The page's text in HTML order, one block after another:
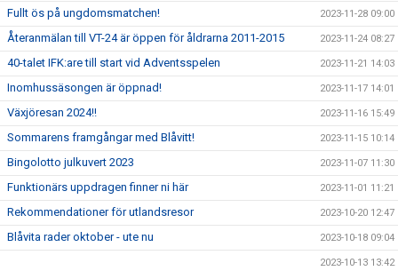
Fullt ös på ungdomsmatchen! 2023-11-28 09:00
Återanmälan till VT-24 är öppen för åldrarna 2011-2015 2023-11-24 08:27
40-talet IFK:are till start vid Adventsspelen 2023-11-21 14:03
Inomhussäsongen är öppnad! 2023-11-17 14:01
Växjöresan 2024!! 2023-11-16 15:49
Sommarens framgångar med Blåvitt! 2023-11-15 10:14
Bingolotto julkuvert 2023 2023-11-07 11:30
Funktionärs uppdragen finner ni här 2023-11-01 11:21
Rekommendationer för utlandsresor 2023-10-20 12:47
Blåvita rader oktober - ute nu 2023-10-18 09:04
2023-10-13 13:42